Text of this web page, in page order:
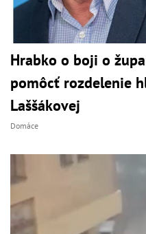
Hrabko o boji o
pomôcť rozdelenie
Laššákovej
Domáce